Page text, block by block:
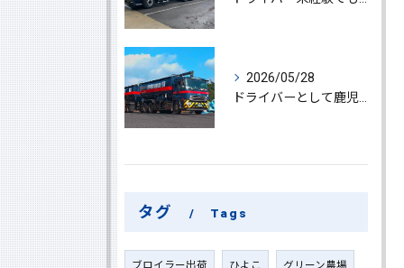
2026/05/28
タグ Tags
ブロイラー出荷 ひよこ グリーン農場